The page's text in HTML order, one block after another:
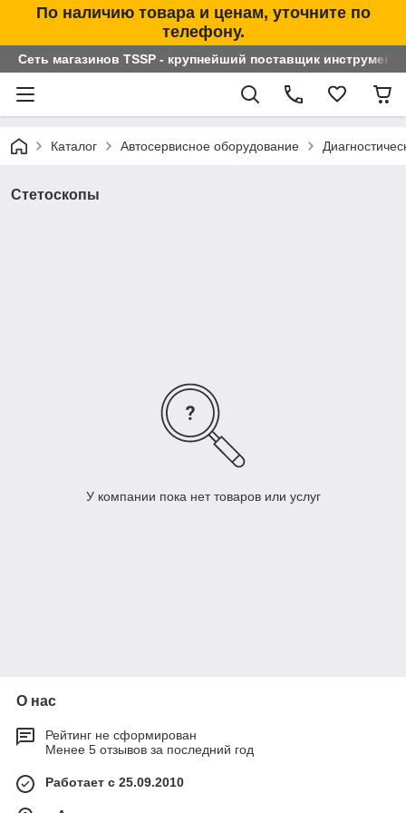
По наличию товара и ценам, уточните по
телефону.
Сеть магазинов TSSP - крупнейший поставщик
Каталог Автосервисное оборудование
Стетоскопы
У компании пока нет товаров или услуг
О нас
Рейтинг не сформирован
Менее 5 отзывов за последний год
Работает с 25.09.2010